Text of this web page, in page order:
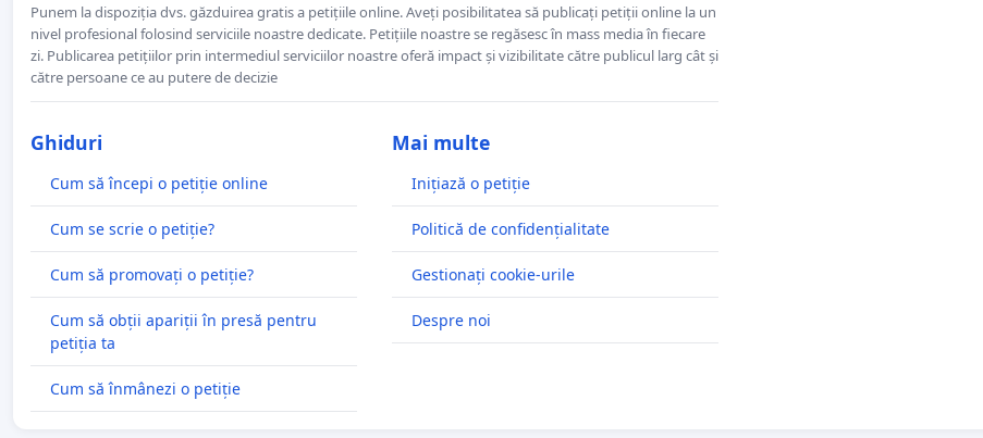
Punem la dispoziția dvs. găzduirea gratis a petițiile online. Aveți posibilitatea să publicați petiții online la un
nivel profesional folosind serviciile noastre dedicate. Petițiile noastre se regăsesc în mass media în fiecare
zi. Publicarea petițiilor prin intermediul serviciilor noastre oferă impact și vizibilitate către publicul larg cât și
către persoane ce au putere de decizie
Ghiduri
Cum să începi o petiție online
Cum se scrie o petiție?
Cum să promovați o petiție?
Cum să obții apariții în presă pentru
petiția ta
Cum să înmânezi o petiție
Mai multe
Inițiază o petiție
Politică de confidențialitate
Gestionați cookie-urile
Despre noi